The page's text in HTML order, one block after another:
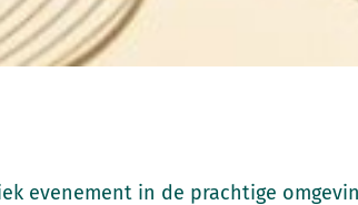
evenement in de prachtige